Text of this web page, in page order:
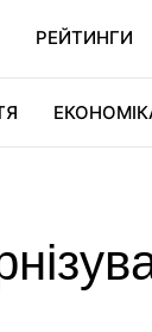
РЕЙТИНГИ